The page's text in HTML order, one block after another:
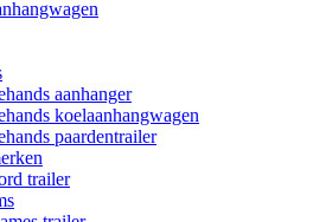
aanhanger
koelaanhangwagen
paardentrailer
trailer